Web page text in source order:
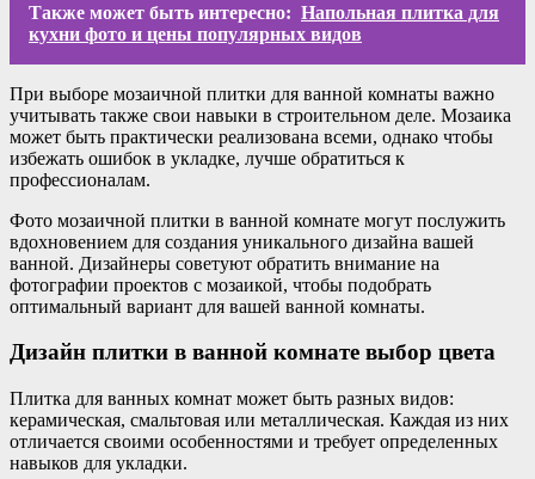
Также может быть интересно: Напольная плитка для
кухни фото и цены популярных видов
При выборе мозаичной плитки для ванной комнаты важно
учитывать также свои навыки в строительном деле. Мозаика
может быть практически реализована всеми, однако чтобы
избежать ошибок в укладке, лучше обратиться к
профессионалам.
Фото мозаичной плитки в ванной комнате могут послужить
вдохновением для создания уникального дизайна вашей
ванной. Дизайнеры советуют обратить внимание на
фотографии проектов с мозаикой, чтобы подобрать
оптимальный вариант для вашей ванной комнаты.
Дизайн плитки в ванной комнате выбор цвета
Плитка для ванных комнат может быть разных видов:
керамическая, смальтовая или металлическая. Каждая из них
отличается своими особенностями и требует определенных
навыков для укладки.